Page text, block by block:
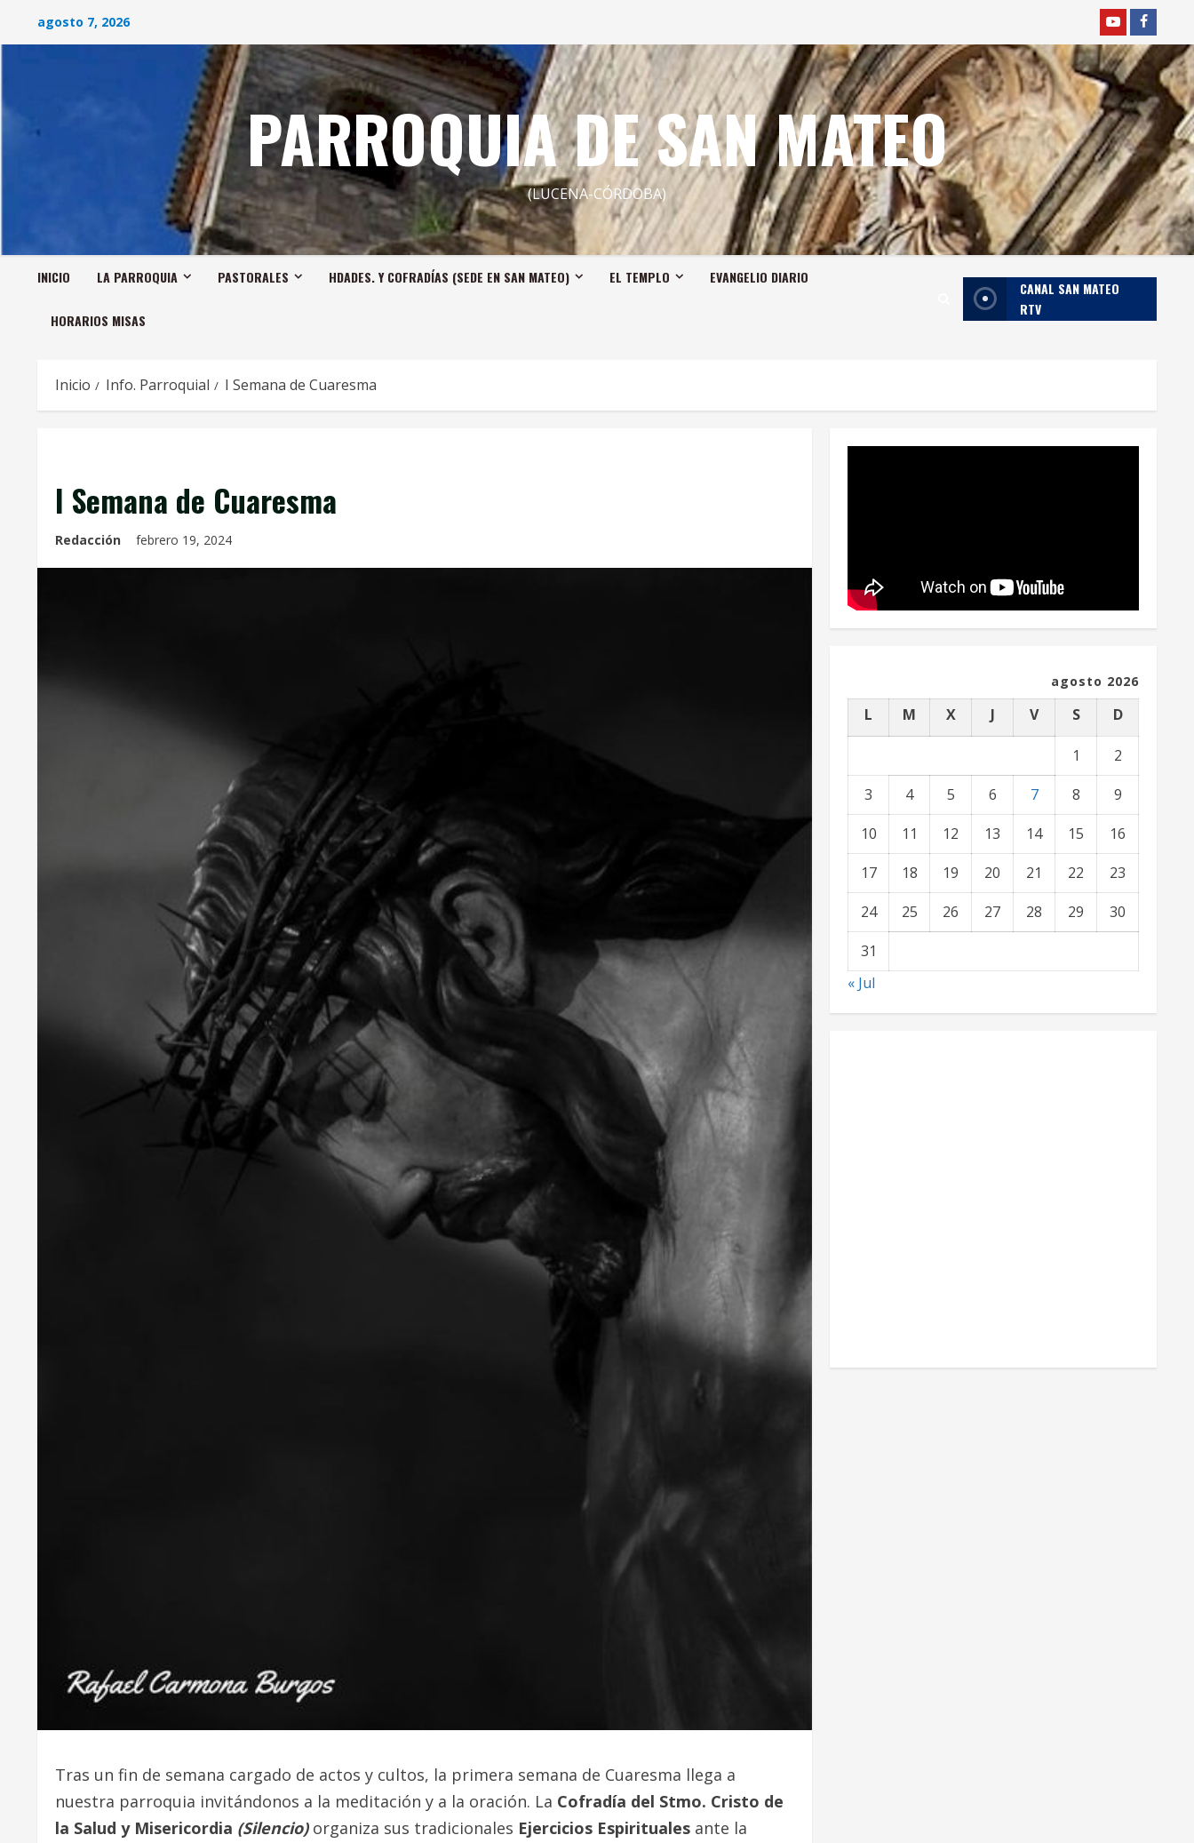
agosto 7, 2026 YOUTUBE
PARROQUIA DE SAN MATEO
(LUCENA-CÓRDOBA)
INICIO LA PARROQUIA PASTORALES HDADES. Y COFRADÍAS (SEDE EN SAN MATEO) EL TEMPLO EVANGELIO DIARIO
HORARIOS MISAS
CANAL SAN MATEO
RTV
Inicio Info. Parroquial I Semana de Cuaresma
I Semana de Cuaresma
Redacción febrero 19, 2024
Tras un fin de semana cargado de actos y cultos, la primera semana de Cuaresma llega a
nuestra parroquia invitándonos a la meditación y a la oración. La Cofradía del Stmo. Cristo de
la Salud y Misericordia (Silencio)organiza sus tradicionales Ejercicios Espirituales ante la
agosto 2026
L M X J V S D
1
2
3
4 5 6 7 8
9
10
11 12 13 14 15
16
17
18 19 20 21 22
23
24
25 26 27 28 29
30
31
« Jul